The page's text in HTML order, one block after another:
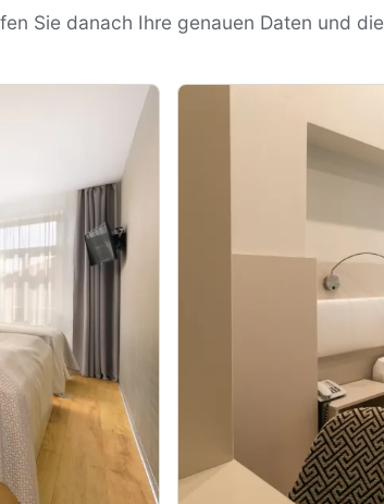
Sie danach Ihre genauen Daten und die